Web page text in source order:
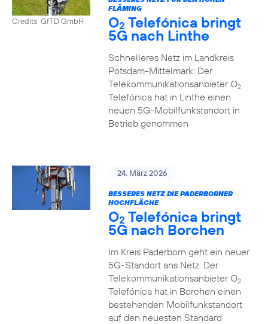
Credits: GfTD GmbH
FLÄMING
O2 Telefónica bringt
5G nach Linthe
Schnelleres Netz im Landkreis
Potsdam-Mittelmark: Der
Telekommunikationsanbieter O2
Telefónica hat in Linthe einen
neuen 5G-Mobilfunkstandort in
Betrieb genommen
24. März 2026
BESSERES NETZ DIE PADERBORNER
HOCHFLÄCHE
O2 Telefónica bringt
5G nach Borchen
Im Kreis Paderborn geht ein neuer
5G-Standort ans Netz: Der
Telekommunikationsanbieter O2
Telefónica hat in Borchen einen
bestehenden Mobilfunkstandort
auf den neuesten Standard